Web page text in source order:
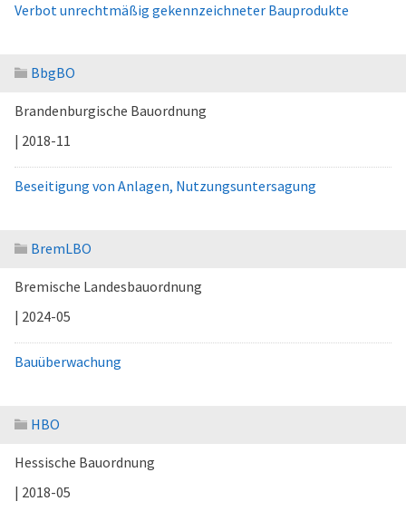
Verbot unrechtmäßig gekennzeichneter Bauprodukte
BbgBO
Brandenburgische Bauordnung
| 2018-11
Beseitigung von Anlagen, Nutzungsuntersagung
BremLBO
Bremische Landesbauordnung
| 2024-05
Bauüberwachung
HBO
Hessische Bauordnung
| 2018-05